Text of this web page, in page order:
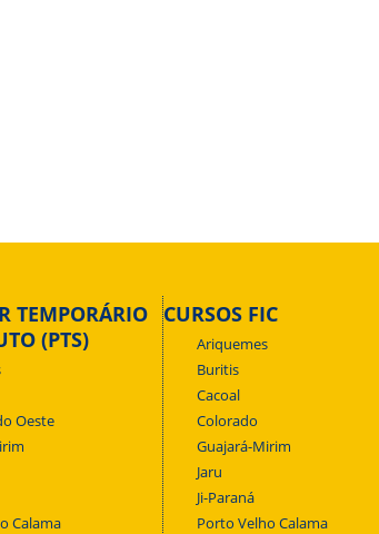
TEMPORÁRIO
(PTS)
Oeste
Calama
CURSOS FIC
Ariquemes
Buritis
Cacoal
Colorado
Guajará-Mirim
Jaru
Ji-Paraná
Porto Velho Calama